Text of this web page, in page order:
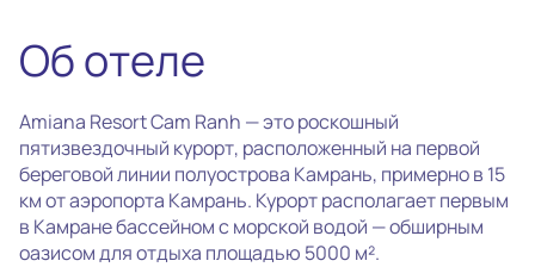
Об отеле
Amiana Resort Cam Ranh — это роскошный
пятизвездочный курорт, расположенный на первой
береговой линии полуострова Камрань, примерно в 15
км от аэропорта Камрань. Курорт располагает первым
в Камране бассейном с морской водой — обширным
оазисом для отдыха площадью 5000 м².